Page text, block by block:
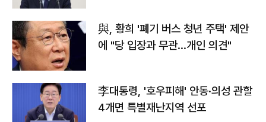
與, 황희 '폐기 버스 청년 주택' 제안
에 "당 입장과 무관…개인 의견"
李대통령, '호우피해' 안동·의성 관할
4개면 특별재난지역 선포